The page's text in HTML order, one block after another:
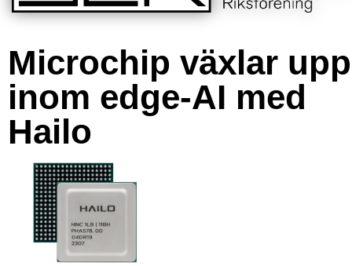
Microchip växlar upp
inom edge-AI med
Hailo